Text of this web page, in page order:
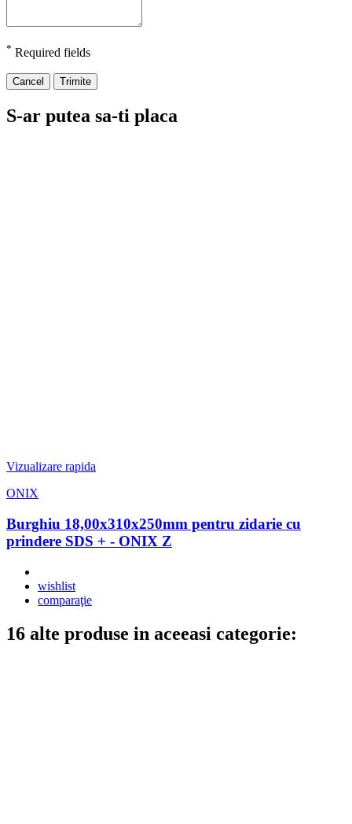
* Required fields
Cancel Trimite
S-ar putea sa-ti placa
Vizualizare rapida
ONIX
Burghiu 18,00x310x250mm pentru zidarie cu
prindere SDS + - ONIX Z
wishlist
comparaţie
16 alte produse in aceeasi categorie: